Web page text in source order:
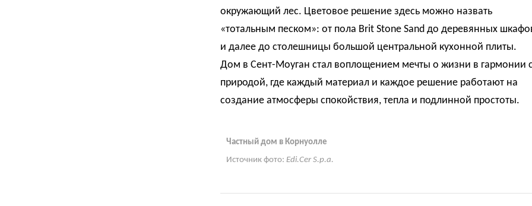
окружающий лес. Цветовое решение здесь можно назвать
«тотальным песком»: от пола Brit Stone Sand до деревянных
и далее до столешницы большой центральной кухонной плиты.
Дом в Сент-Моуган стал воплощением мечты о жизни в гармонии
природой, где каждый материал и каждое решение работают на
создание атмосферы спокойствия, тепла и подлинной простоты.
Частный дом в Корнуолле
Источник фото: Edi.Cer S.p.a.